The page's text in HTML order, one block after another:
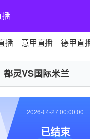
播
播 意甲直播 德甲直
都灵VS国际米兰
2026-04-27 00:00:00
已结束